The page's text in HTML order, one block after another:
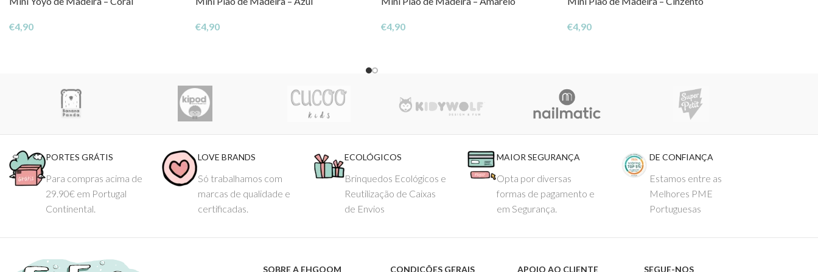
€4,90 €4,90 €4,90 €4,90
PORTES GRÁTIS
Para compras acima de
29.90€ em Portugal
Continental.
LOVE BRANDS
Só trabalhamos com
marcas de qualidade e
certificadas.
ECOLÓGICOS
Brinquedos Ecológicos e
Reutilização de Caixas
de Envios
MAIOR SEGURANÇA
Opta por diversas
formas de pagamento e
em Segurança.
DE CONFIANÇA
Estamos entre as
Melhores PME
Portuguesas
SOBRE A EHGOOM CONDIÇÕES GERAIS APOIO AO CLIENTE SEGUE-NOS